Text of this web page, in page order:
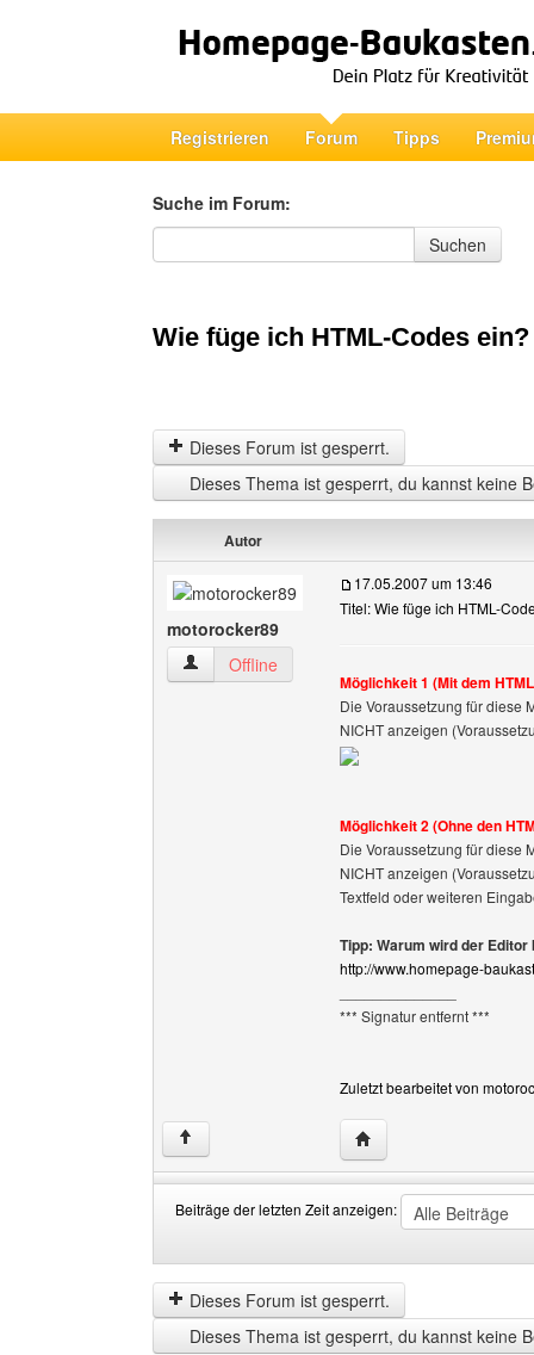
Registrieren Forum Tipps
Suche im Forum:
Suche im Forum
Suchen
Wie füge ich HTML-Codes ein?
Dieses Forum ist gesperrt.
Dieses Thema ist gesperrt, du kannst keine
Autor
motorocker89
motorocker89 Benutzer-Profile anzeigen
Offline
17.05.2007 um 13:46
Titel: Wie füge ich HTML-
Möglichkeit 1 (Mit dem
Die Voraussetzung für diese
NICHT anzeigen
Möglichkeit 2 (Ohne den
Die Voraussetzung für diese
NICHT anzeigen
Textfeld oder weiteren
Tipp: Warum wird der
http://www.homepage-
*** Signatur entfernt ***
Zuletzt bearbeitet von
↑ Website dieses
Beiträge der letzten Zeit anzeigen:
der
letzten
Zeit
anzeigen
by
Dieses Forum ist gesperrt.
Dieses Thema ist gesperrt, du kannst keine